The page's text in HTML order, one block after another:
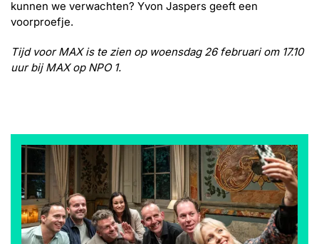
kunnen we verwachten? Yvon Jaspers geeft een
voorproefje.
Tijd voor MAX is te zien op woensdag 26 februari om 17.10
uur bij MAX op NPO 1.